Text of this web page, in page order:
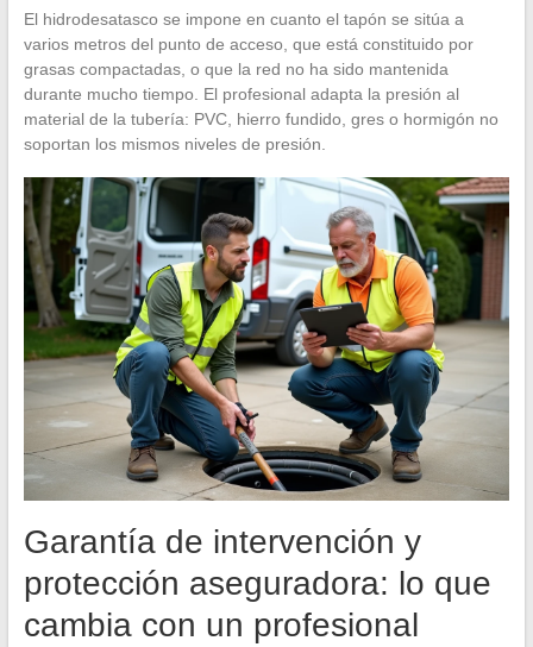
El hidrodesatasco se impone en cuanto el tapón se sitúa a
varios metros del punto de acceso, que está constituido por
grasas compactadas, o que la red no ha sido mantenida
durante mucho tiempo. El profesional adapta la presión al
material de la tubería: PVC, hierro fundido, gres o hormigón no
soportan los mismos niveles de presión.
Garantía de intervención y
protección aseguradora: lo que
cambia con un profesional